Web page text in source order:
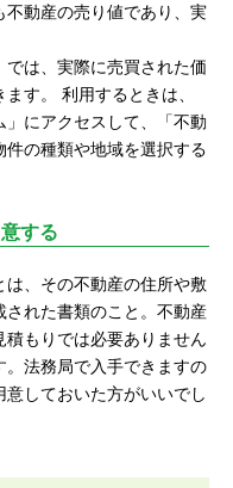
不動産の売り値であり、実
は、実際に売買された価
す。 利用するときは、
にアクセスして、「不動
の種類や地域を選択する
する
は、その不動産の住所や敷
れた書類のこと。不動産
もりでは必要ありません
法務局で入手できますの
しておいた方がいいでし